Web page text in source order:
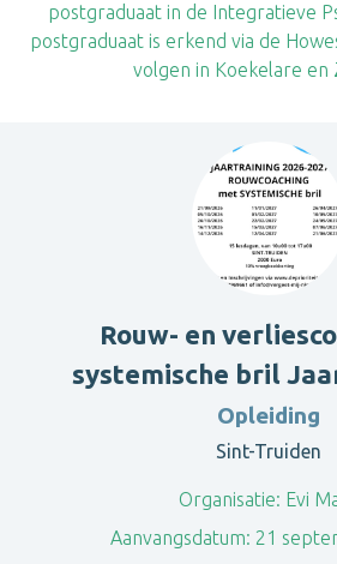
postgraduaat in de Integratieve
postgraduaat is erkend via de
volgen in Koekelare en
Rouw- en
systemische bril
Opleiding
Sint-Truiden
Organisatie: Evi
Aanvangsdatum: 21